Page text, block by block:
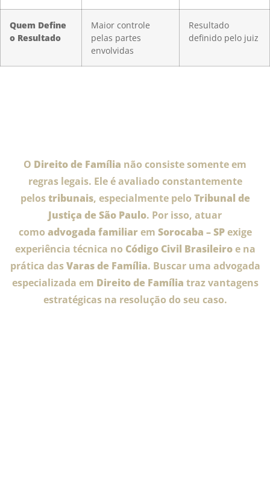
Quem Define
o Resultado
Maior controle
pelas partes
envolvidas
Resultado
definido pelo juiz
O Direito de Família não consiste somente em
regras legais. Ele é avaliado constantemente
pelostribunais, especialmente pelo Tribunal de
Justiça de São Paulo. Por isso, atuar
como advogada familiarem Sorocaba – SPexige
experiência técnica no Código Civil Brasileiroe na
prática dasVaras de Família. Buscar uma advogada
especializada em Direito de Família traz vantagens
estratégicas na resolução do seu caso.